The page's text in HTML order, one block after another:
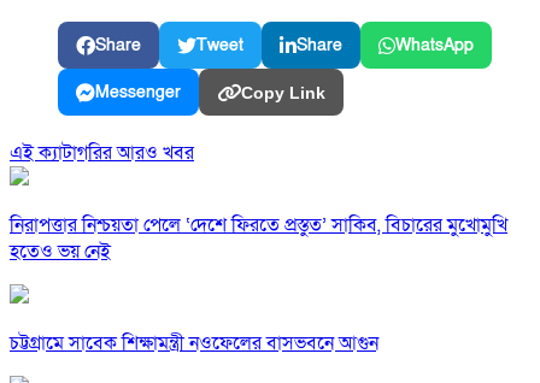
Share Tweet Share WhatsApp
Messenger Copy Link
এই ক্যাটাগরির আরও খবর
নিরাপত্তার নিশ্চয়তা পেলে ‘দেশে ফিরতে প্রস্তুত’ সাকিব, বিচারের মুখোমুখি
হতেও ভয় নেই
চট্টগ্রামে সাবেক শিক্ষামন্ত্রী নওফেলের বাসভবনে আগুন